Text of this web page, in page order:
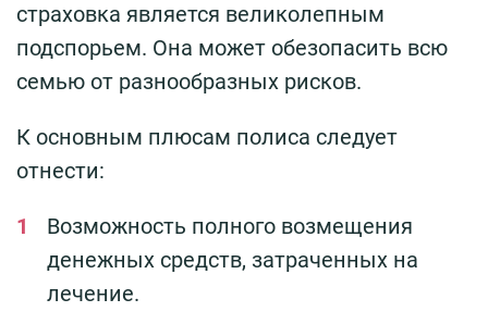
страховка является великолепным
подспорьем. Она может обезопасить всю
семью от разнообразных рисков.
К основным плюсам полиса следует
отнести:
Возможность полного возмещения
денежных средств, затраченных на
лечение.